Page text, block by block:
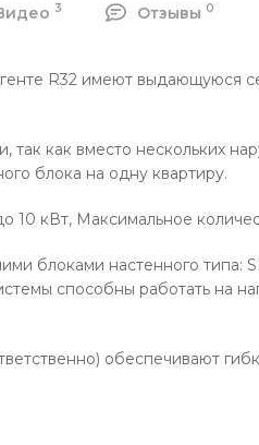
3 Отзывы 0
R32 имеют выдающуюся
как вместо нескольких
блока на одну квартиру.
кВт, Максимальное
блоками настенного типа:
способны работать на
обеспечивают